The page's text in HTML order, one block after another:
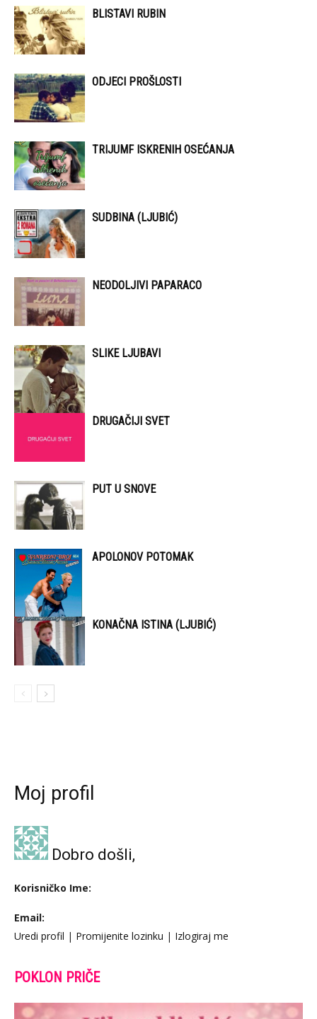
BLISTAVI RUBIN
ODJECI PROŠLOSTI
TRIJUMF ISKRENIH OSEĆANJA
SUDBINA (LJUBIĆ)
NEODOLJIVI PAPARACO
SLIKE LJUBAVI
DRUGAČIJI SVET
PUT U SNOVE
APOLONOV POTOMAK
KONAČNA ISTINA (LJUBIĆ)
Moj profil
Dobro došli,
Korisničko Ime:
Email:
Uredi profil | Promijenite lozinku | Izlogiraj me
POKLON PRIČE